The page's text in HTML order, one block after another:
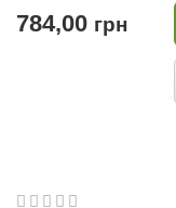
784,00 грн
12345